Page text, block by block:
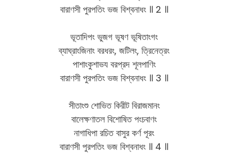
বারাণসী পুরপতিং ভজ বিশ্বনাধং ॥ 2 ॥
ভূতাদিপং ভুজগ ভূষণ ভূষিতাংগং
ব্যাঘ্রাংজিনাং বরধরং, জটিলং, ত্রিনেত্রং
পাশাংকুশাভয বরপ্রদ শূলপাণিং
বারাণসী পুরপতিং ভজ বিশ্বনাধং ॥ 3 ॥
সীতাংশু শোভিত কিরীট বিরাজমানং
বালেক্ষণাতল বিশোষিত পংচবাণং
নাগাধিপা রচিত বাসুর কর্ণ পূরং
বারাণসী পুরপতিং ভজ বিশ্বনাধং ॥ 4 ॥